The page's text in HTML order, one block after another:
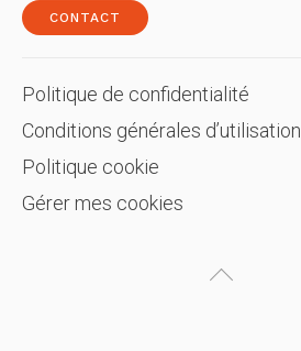
CONTACT
Politique de confidentialité
Conditions générales d’utilisation
Politique cookie
Gérer mes cookies